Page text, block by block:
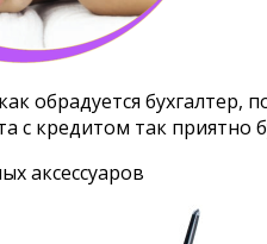
обрадуется бухгалтер,
с кредитом так приятно
аксессуаров